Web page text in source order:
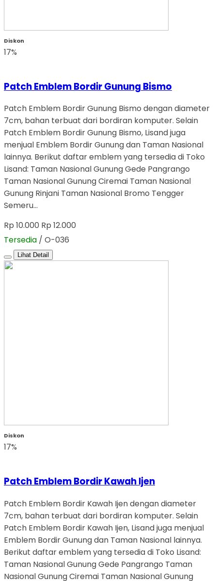
Diskon
17%
Patch Emblem Bordir Gunung Bismo
Patch Emblem Bordir Gunung Bismo dengan diameter
7cm, bahan terbuat dari bordiran komputer. Selain
Patch Emblem Bordir Gunung Bismo, Lisand juga
menjual Emblem Bordir Gunung dan Taman Nasional
lainnya. Berikut daftar emblem yang tersedia di Toko
Lisand: Taman Nasional Gunung Gede Pangrango
Taman Nasional Gunung Ciremai Taman Nasional
Gunung Rinjani Taman Nasional Bromo Tengger
Semeru…
Rp 10.000 Rp 12.000
Tersedia / O-036
Lihat Detail
Diskon
17%
Patch Emblem Bordir Kawah Ijen
Patch Emblem Bordir Kawah Ijen dengan diameter
7cm, bahan terbuat dari bordiran komputer. Selain
Patch Emblem Bordir Kawah Ijen, Lisand juga menjual
Emblem Bordir Gunung dan Taman Nasional lainnya.
Berikut daftar emblem yang tersedia di Toko Lisand:
Taman Nasional Gunung Gede Pangrango Taman
Nasional Gunung Ciremai Taman Nasional Gunung